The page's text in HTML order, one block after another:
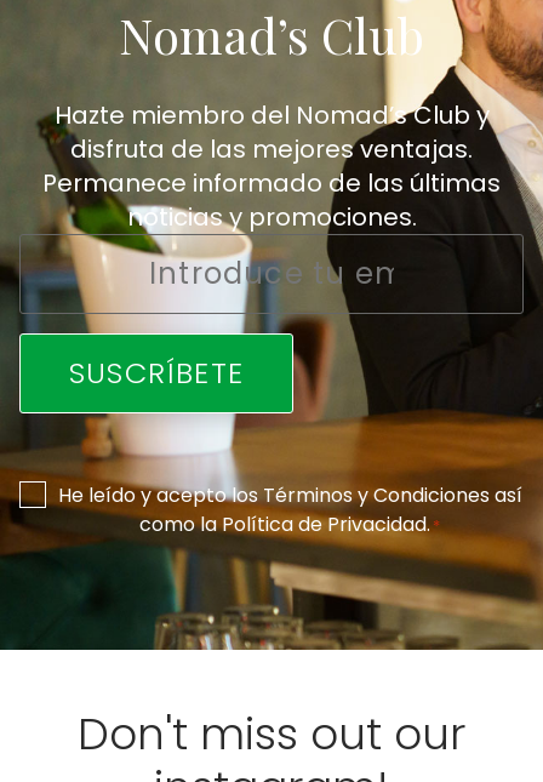
Nomad’s Club
Hazte miembro del Nomad’s Club y
disfruta de las mejores ventajas.
Permanece informado de las últimas
noticias y promociones.
Consentimiento
*
He leído y acepto losTérminos y Condicionesasí
como laPolítica de Privacidad.*
Email
*
Don't miss out our